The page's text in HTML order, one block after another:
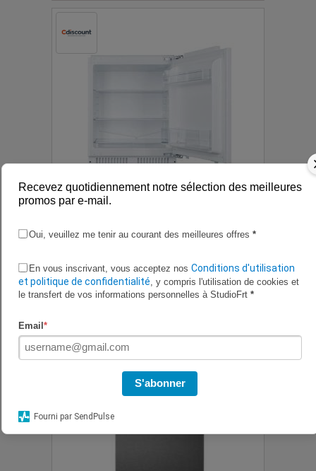
Réfrigérateur CMLS68EW CANDY à 329.99 €
chez CDiscount. Un bon plan !
Recevez quotidiennement notre sélection des meilleures
promos par e-mail.
Oui, veuillez me tenir au courant des meilleures offres *
En vous inscrivant, vous acceptez nos Conditions d'utilisation
et politique de confidentialité , y compris l'utilisation de cookies et
le transfert de vos informations personnelles à StudioFrt *
Email *
S'abonner
Fourni par SendPulse